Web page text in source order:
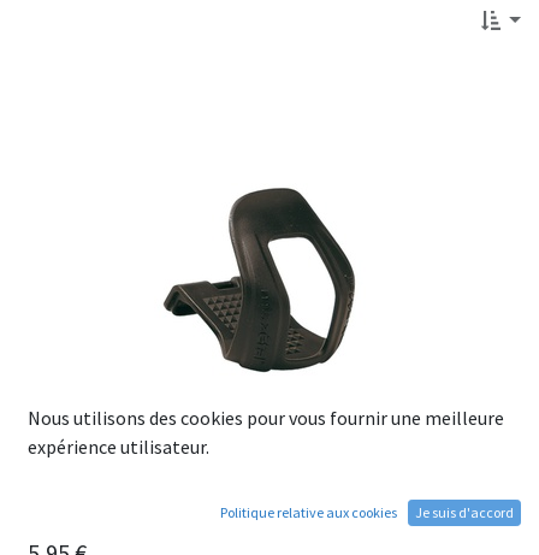
Cale-pieds ZEFAL Christophe 45 Butées de pieds S/M Noir
Nous utilisons des cookies pour vous fournir une meilleure
expérience utilisateur.
Politique relative aux cookies Je suis d'accord